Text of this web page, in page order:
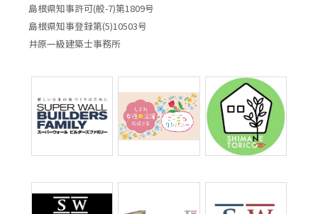
島根県知事許可(般-7)第1809号
島根県知事登録第(5)10503号
井原一級建築士事務所